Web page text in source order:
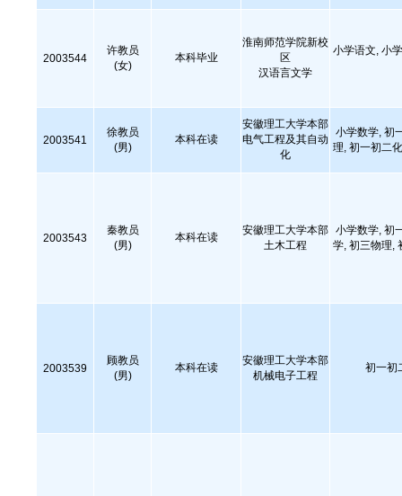
2003544
许教员
(女)
本科毕业
淮南师范学院新校
区
汉语言文学
小学语文, 小
2003541
徐教员
(男)
本科在读
安徽理工大学本部
电气工程及其自动
化
小学数学, 初
理, 初一初二
2003543
秦教员
(男)
本科在读
安徽理工大学本部
土木工程
小学数学, 初
学, 初三物理,
2003539
顾教员
(男)
本科在读
安徽理工大学本部
机械电子工程
初一初